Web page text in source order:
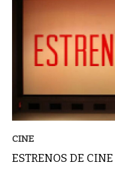
CINE
ESTRENOS DE